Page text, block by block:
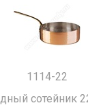
1114-22
сотейник